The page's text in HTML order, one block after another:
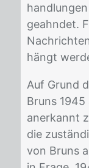
ge­ahn­det.
hängt
Auf Grund
Bruns
an­er­kannt
die
von Bruns